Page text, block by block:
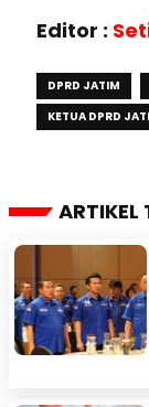
Editor :
DPRD JATIM
KETUA DPRD
ARTIKEL